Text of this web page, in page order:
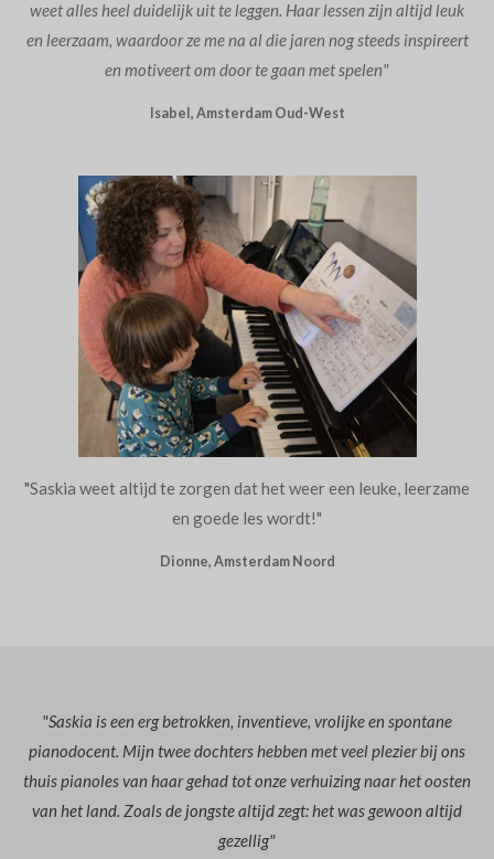
weet alles heel duidelijk uit te leggen. Haar lessen zijn altijd leuk
en leerzaam, waardoor ze me na al die jaren nog steeds inspireert
en motiveert om door te gaan met spelen"
Isabel, Amsterdam Oud-West
"Saskia weet altijd te zorgen dat het weer een leuke, leerzame
en goede les wordt!"
Dionne, Amsterdam Noord
"Saskia is een erg betrokken, inventieve, vrolijke en spontane
pianodocent. Mijn twee dochters hebben met veel plezier bij ons
thuis pianoles van haar gehad tot onze verhuizing naar het oosten
van het land. Zoals de jongste altijd zegt: het was gewoon altijd
gezellig"